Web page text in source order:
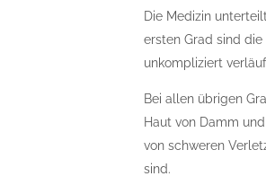
Die Medizin
ersten Grad sind
unkompliziert
Bei allen übrigen
Haut von Damm
von schweren
sind.